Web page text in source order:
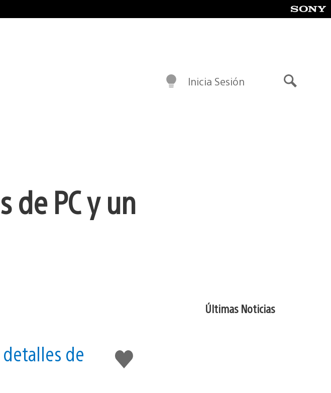
Inicia Sesión
de PC y un
Me
gusta
de
Últimas Noticias